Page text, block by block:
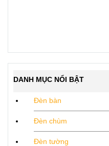
DANH MỤC NỔI BẬT
Đèn bàn
Đèn chùm
Đèn tường